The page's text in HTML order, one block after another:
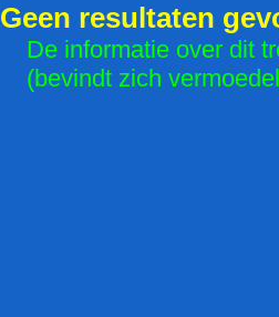
Geen resultaten
De informatie over dit
(bevindt zich